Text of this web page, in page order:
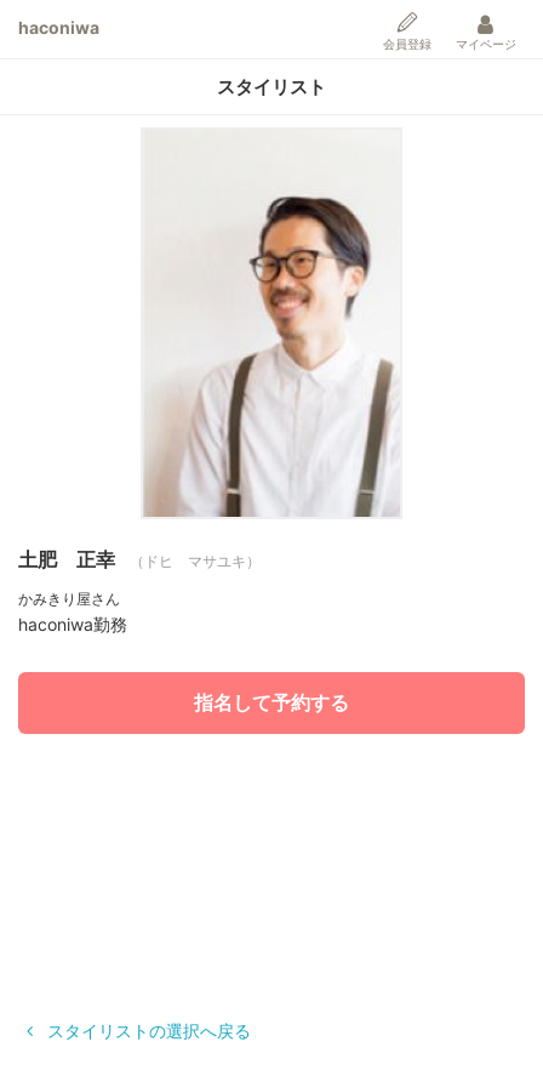
haconiwa
会員登録 マイページ
スタイリスト
土肥 正幸 （ドヒ マサユキ）
かみきり屋さん
haconiwa勤務
指名して予約する
スタイリストの選択へ戻る